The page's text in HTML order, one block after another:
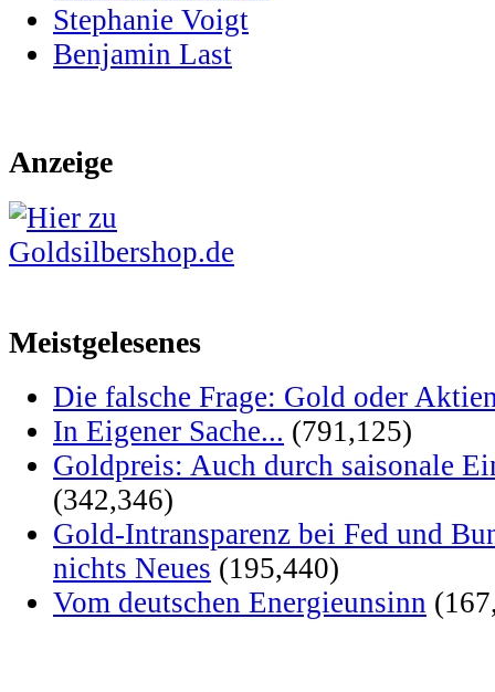
Stephanie Voigt
Benjamin Last
Anzeige
Meistgelesenes
Die falsche Frage: Gold oder
In Eigener Sache... (791,125)
Goldpreis: Auch durch saisonale
(342,346)
Gold-Intransparenz bei Fed und
nichts Neues (195,440)
Vom deutschen Energieunsinn